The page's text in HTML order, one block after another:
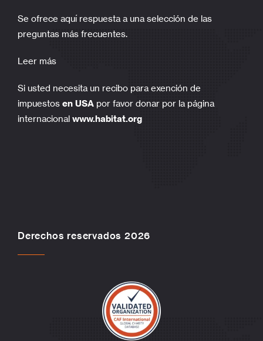
Se ofrece aquí respuesta a una selección de las
preguntas más frecuentes.
Leer más
Si usted necesita un recibo para exención de
impuestos en USA por favor donar por la página
internacional www.habitat.org
Derechos reservados 2026